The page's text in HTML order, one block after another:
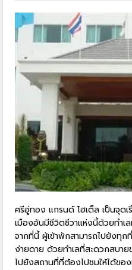
ศรีอู่ทอง แกรนด์ โฮเต็ล เป็นจุด
เมืองอันมีชีวิตชีวาแห่งนี้ด้วยทำ
จากที่นี้ ผู้เข้าพักสามารถไปยังทุ
ง่ายดาย ด้วยทำเลที่สะดวกสบา
ไปยังสถานที่ที่ต้องไปชมให้ได้ขอ